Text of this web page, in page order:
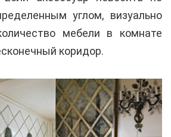
углом, визуально
мебели в комнате
коридор.